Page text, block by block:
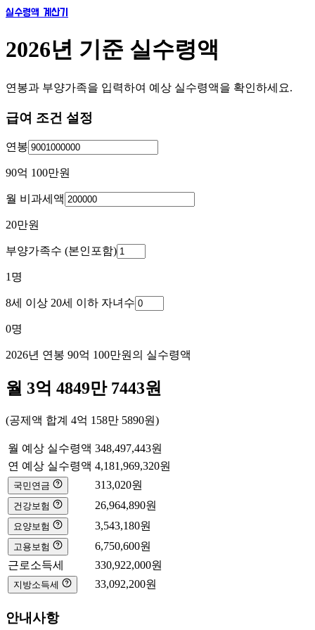
실수령액 계산기
2026년 기준 실수령액
연봉과 부양가족을 입력하여 예상 실수령액을 확인하세요.
급여 조건 설정
연봉
90억 100만원
월 비과세액
20만원
부양가족수 (본인포함)
1 명
8세 이상 20세 이하 자녀수
0명
2026년 연봉 90억 100만원의 실수령액
월 3억 4849만 7443원
(공제액 합계 4억 158만 5890원)
월 예상 실수령액 348,497,443원
연 예상 실수령액 4,181,969,320원
국민연금 313,020원
건강보험 26,964,890원
요양보험 3,543,180원
고용보험 6,750,600원
근로소득세
330,922,000원
지방소득세 33,092,200원
안내사항